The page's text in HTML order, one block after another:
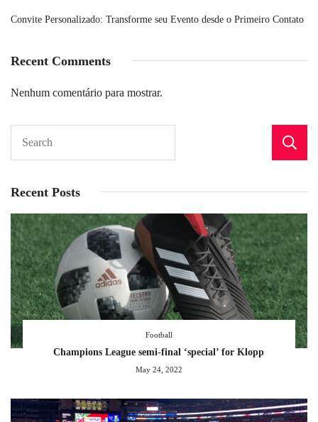
Convite Personalizado: Transforme seu Evento desde o Primeiro Contato
Recent Comments
Nenhum comentário para mostrar.
Recent Posts
Football
Champions League semi-final ‘special’ for Klopp
May 24, 2022